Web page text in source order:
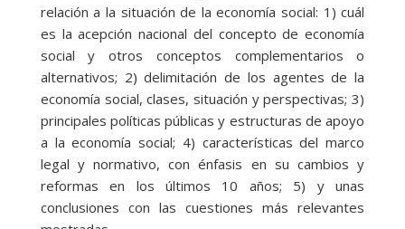
relación a la situación de la economía social: 1) cuál
es la acepción nacional del concepto de economía
social y otros conceptos complementarios o
alternativos; 2) delimitación de los agentes de la
economía social, clases, situación y perspectivas; 3)
principales políticas públicas y estructuras de apoyo
a la economía social; 4) características del marco
legal y normativo, con énfasis en su cambios y
reformas en los últimos 10 años; 5) y unas
conclusiones con las cuestiones más relevantes